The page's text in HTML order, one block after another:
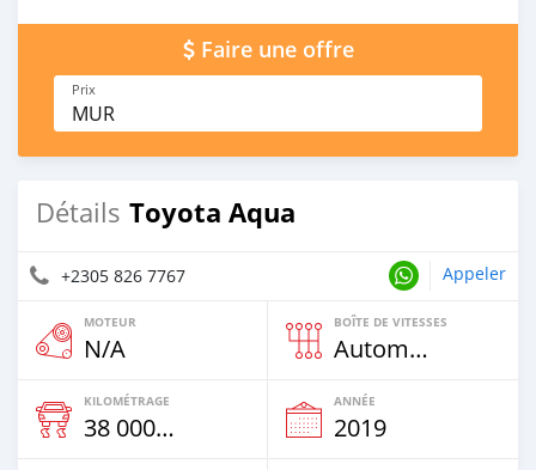
Faire une offre
Prix
MUR
Détails Toyota Aqua
+2305 826 7767 Appeler
MOTEUR
N/A
BOÎTE DE VITESSES
Automatique
KILOMÉTRAGE
38 000 Km
ANNÉE
2019